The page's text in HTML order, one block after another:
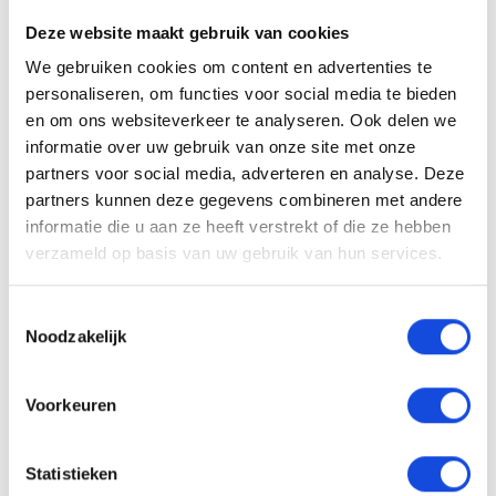
Deze website maakt gebruik van cookies
We gebruiken cookies om content en advertenties te
personaliseren, om functies voor social media te bieden
en om ons websiteverkeer te analyseren. Ook delen we
informatie over uw gebruik van onze site met onze
partners voor social media, adverteren en analyse. Deze
partners kunnen deze gegevens combineren met andere
informatie die u aan ze heeft verstrekt of die ze hebben
verzameld op basis van uw gebruik van hun services.
Noodzakelijk
Voorkeuren
Statistieken
EU verantwoordelijke: Ford Nederland B.V.
Stroombaan 16 1181 VX Amstelveen, NL 0707703777
www.ford.nlklanten@ford.com
De auto van uw keuze tegen een scherpe
bodemprijs. Die vindt u bij Auto Keijzers. Maar we
doen meer. We bieden u de keuze uit een aantal
afleverpakketten, dan weet u zeker dat u een auto
mogelijkheid te kiezen uit 2 afleverpakketten. En
wel of geen inruil. Vraag naar de mogelijkheden!
NATIONALE AUTOPAS EN ONDERHOUDSHISTORIE